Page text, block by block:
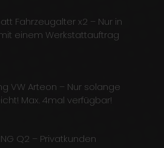
Fahrzeugalter x2 – Nur in
einem Werkstattauftrag
VW Arteon – Nur solange
Max. 4mal verfügbar!
Q2 – Privatkunden